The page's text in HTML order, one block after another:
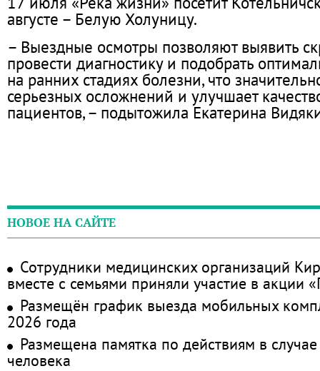
августе – Белую Холуницу.
– Выездные осмотры позволяют выявить
провести диагностику и подобрать
на ранних стадиях болезни, что
серьезных осложнений и улучшает
пациентов, – подытожила Екатерина
НОВОЕ НА САЙТЕ
Сотрудники медицинских организаций
вместе с семьями приняли участие в акции
Размещён график выезда мобильных
2026 года
Размещена памятка по действиям в
человека